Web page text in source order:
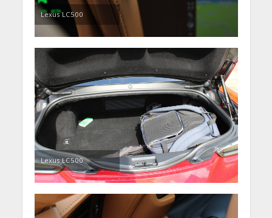
Lexus LC500
Lexus LC500